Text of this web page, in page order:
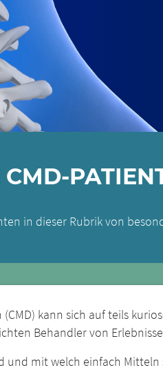
CMD-
in dieser Rubrik von
kann sich auf teils
Behandler von
und mit welch einfach